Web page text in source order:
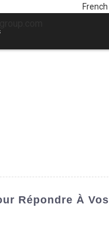
French
Répondre À Vos